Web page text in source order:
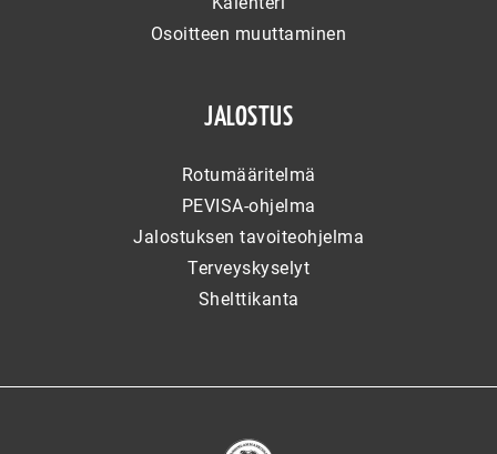
Osoitteen muuttaminen
JALOSTUS
Rotumääritelmä
PEVISA-ohjelma
Jalostuksen tavoiteohjelma
Terveyskyselyt
Shelttikanta